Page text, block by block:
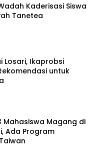
Kaderisasi Siswa
Tanetea
Losari, Ikaprobsi
untuk
Mahasiswa Magang di
Ada Program